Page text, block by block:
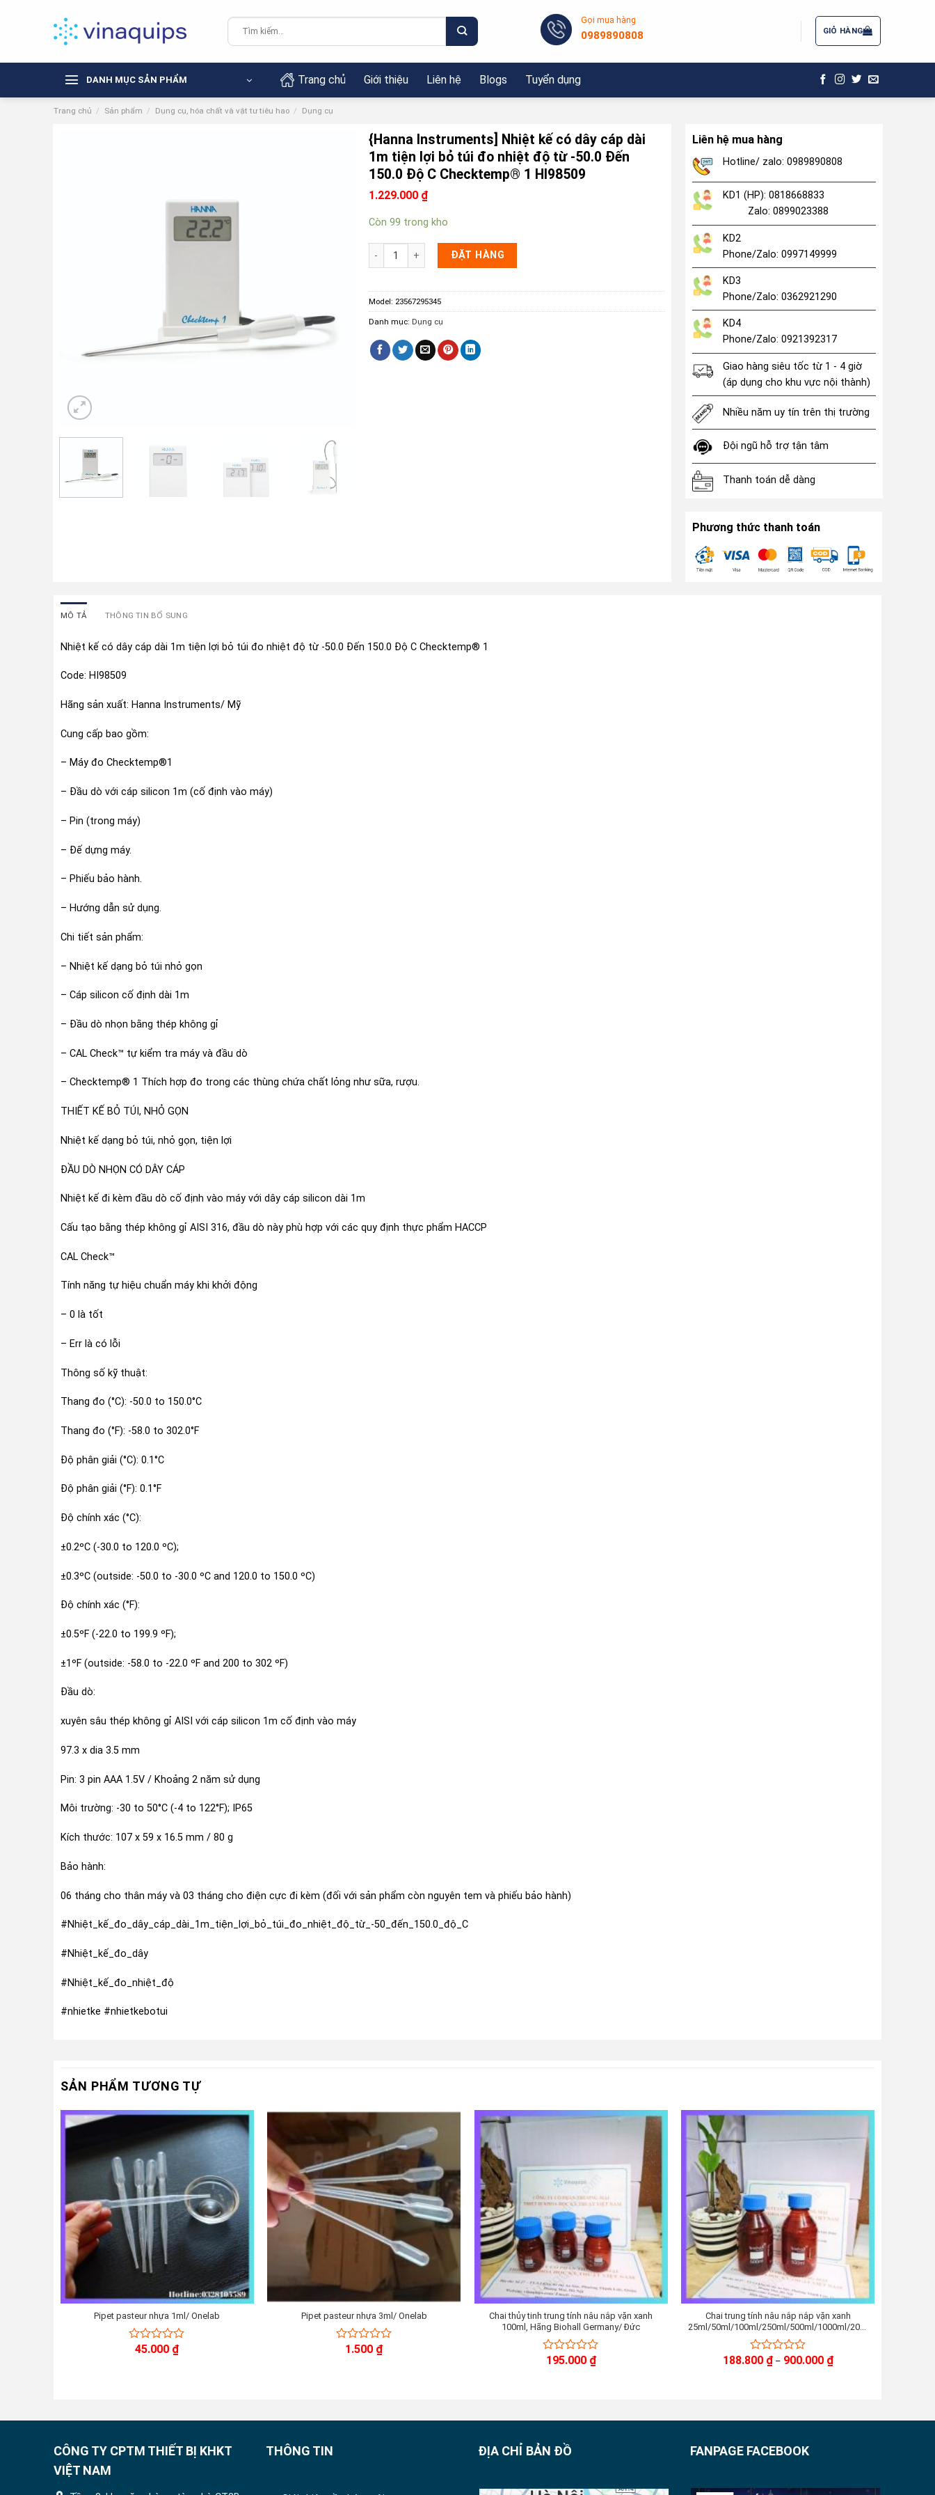
Tìm
kiếm:
Gọi mua hàng
0989890808 GIỎ HÀNG
DANH MỤC SẢN PHẨM Trang chủ Giới thiệu Liên hệ Blogs Tuyển dụng
Trang chủ / Sản phẩm / Dụng cụ, hóa chất và vật tư tiêu hao / Dụng cụ
{Hanna Instruments] Nhiệt kế có dây cáp dài
1m tiện lợi bỏ túi đo nhiệt độ từ -50.0 Đến
150.0 Độ C Checktemp® 1 HI98509
1.229.000 ₫
Còn 99 trong kho
{Hanna Instruments] Nhiệt kế có dây cáp dài 1m tiện lợi bỏ túi đo nhiệt độ từ -50.0 Đến 150.0 Độ C Checktemp® 1 HI98509 số
ĐẶT HÀNG
Model: 23567295345
Danh mục: Dụng cụ
Liên hệ mua hàng
Hotline/ zalo: 0989890808
KD1 (HP): 0818668833
Zalo: 0899023388
KD2
Phone/Zalo: 0997149999
KD3
Phone/Zalo: 0362921290
KD4
Phone/Zalo: 0921392317
Giao hàng siêu tốc từ 1 - 4 giờ
(áp dụng cho khu vực nội thành)
Nhiều năm uy tín trên thị trường
Đội ngũ hỗ trợ tận tâm
Thanh toán dễ dàng
Phương thức thanh toán
MÔ TẢ THÔNG TIN BỔ SUNG
Nhiệt kế có dây cáp dài 1m tiện lợi bỏ túi đo nhiệt độ từ -50.0 Đến 150.0 Độ C Checktemp® 1
Code: HI98509
Hãng sản xuất: Hanna Instruments/ Mỹ
Cung cấp bao gồm:
– Máy đo Checktemp®1
– Đầu dò với cáp silicon 1m (cố định vào máy)
– Pin (trong máy)
– Đế dựng máy.
– Phiếu bảo hành.
– Hướng dẫn sử dụng.
Chi tiết sản phẩm:
– Nhiệt kế dạng bỏ túi nhỏ gọn
– Cáp silicon cố định dài 1m
– Đầu dò nhọn bằng thép không gỉ
– CAL Check™ tự kiểm tra máy và đầu dò
– Checktemp® 1 Thích hợp đo trong các thùng chứa chất lỏng như sữa, rượu.
THIẾT KẾ BỎ TÚI, NHỎ GỌN
Nhiệt kế dạng bỏ túi, nhỏ gọn, tiện lợi
ĐẦU DÒ NHỌN CÓ DÂY CÁP
Nhiệt kế đi kèm đầu dò cố định vào máy với dây cáp silicon dài 1m
Cấu tạo bằng thép không gỉ AISI 316, đầu dò này phù hợp với các quy định thực phẩm HACCP
CAL Check™
Tính năng tự hiệu chuẩn máy khi khởi động
– 0 là tốt
– Err là có lỗi
Thông số kỹ thuật:
Thang đo (°C): -50.0 to 150.0°C
Thang đo (°F): -58.0 to 302.0°F
Độ phân giải (°C): 0.1°C
Độ phân giải (°F): 0.1°F
Độ chính xác (°C):
±0.2ºC (-30.0 to 120.0 ºC);
±0.3ºC (outside: -50.0 to -30.0 ºC and 120.0 to 150.0 ºC)
Độ chính xác (°F):
±0.5ºF (-22.0 to 199.9 ºF);
±1ºF (outside: -58.0 to -22.0 ºF and 200 to 302 ºF)
Đầu dò:
xuyên sâu thép không gỉ AISI với cáp silicon 1m cố định vào máy
97.3 x dia 3.5 mm
Pin: 3 pin AAA 1.5V / Khoảng 2 năm sử dụng
Môi trường: -30 to 50°C (-4 to 122°F); IP65
Kích thước: 107 x 59 x 16.5 mm / 80 g
Bảo hành:
06 tháng cho thân máy và 03 tháng cho điện cực đi kèm (đối với sản phẩm còn nguyên tem và phiếu bảo hành)
#Nhiệt_kế_đo_dây_cáp_dài_1m_tiện_lợi_bỏ_túi_đo_nhiệt_độ_từ_-50_đến_150.0_độ_C
#Nhiệt_kế_đo_dây
#Nhiệt_kế_đo_nhiệt_độ
#nhietke #nhietkebotui
SẢN PHẨM TƯƠNG TỰ
Pipet pasteur nhựa 1ml/ Onelab
45.000 ₫
Pipet pasteur nhựa 3ml/ Onelab
1.500 ₫
Chai thủy tinh trung tính nâu nắp vặn xanh
100ml, Hãng Biohall Germany/ Đức
0195.000 ₫
Chai trung tính nâu nắp nắp vặn xanh
25ml/50ml/100ml/250ml/500ml/1000ml/2000ml,
Hãng Biohall Germaany/Đức
0
188.800 ₫ – 900.000 ₫Khoảng
giá:
CÔNG TY CPTM THIẾT BỊ KHKT
VIỆT NAM
THÔNG TIN ĐỊA CHỈ BẢN ĐỒ FANPAGE FACEBOOK